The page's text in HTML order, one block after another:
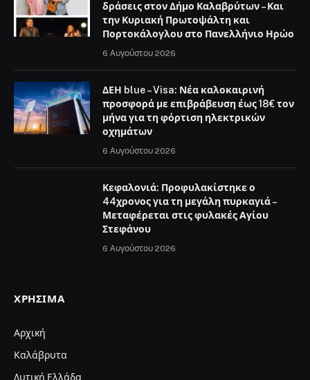
δράσεις στον Δήμο Καλαβρύτων – Και
την Κυριακή Πρωτοψάλτη και
Πορτοκάλογλου στο Πανελλήνιο Ηρώο
6 Αυγούστου 2026
ΔΕΗ blue – Visa: Νέα καλοκαιρινή
προσφορά με επιβράβευση έως 18€ τον
μήνα για τη φόρτιση ηλεκτρικών
οχημάτων
6 Αυγούστου 2026
Κεφαλονιά: Προφυλακίστηκε ο
44χρονος για τη μεγάλη πυρκαγιά –
Μεταφέρεται στις φυλακές Αγίου
Στεφάνου
6 Αυγούστου 2026
ΧΡΉΣΙΜΑ
Αρχική
Καλάβρυτα
Δυτική Ελλάδα